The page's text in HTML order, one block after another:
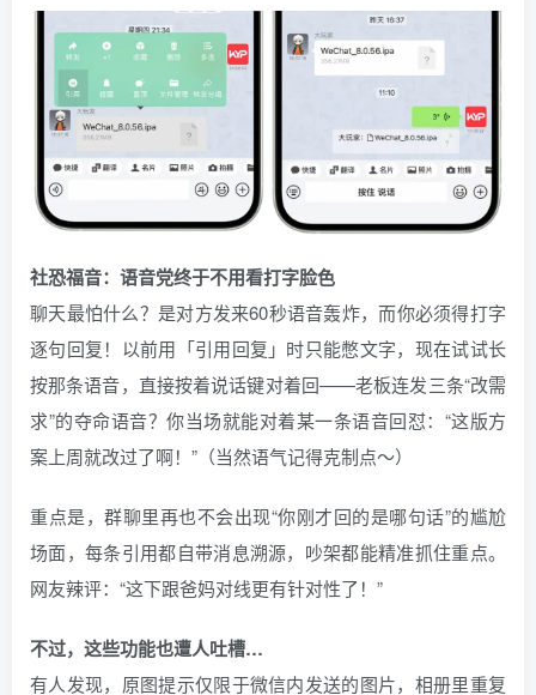
社恐福音：语音党终于不用看打字脸色
聊天最怕什么？是对方发来60秒语音轰炸，而你必须得打字
逐句回复！以前用「引用回复」时只能憋文字，现在试试长
按那条语音，直接按着说话键对着回——老板连发三条“改需
求”的夺命语音？你当场就能对着某一条语音回怼：“这版方
案上周就改过了啊！”（当然语气记得克制点～）
重点是，群聊里再也不会出现“你刚才回的是哪句话”的尴尬
场面，每条引用都自带消息溯源，吵架都能精准抓住重点。
网友辣评：“这下跟爸妈对线更有针对性了！”
不过，这些功能也遭人吐槽…
有人发现，原图提示仅限于微信内发送的图片，相册里重复